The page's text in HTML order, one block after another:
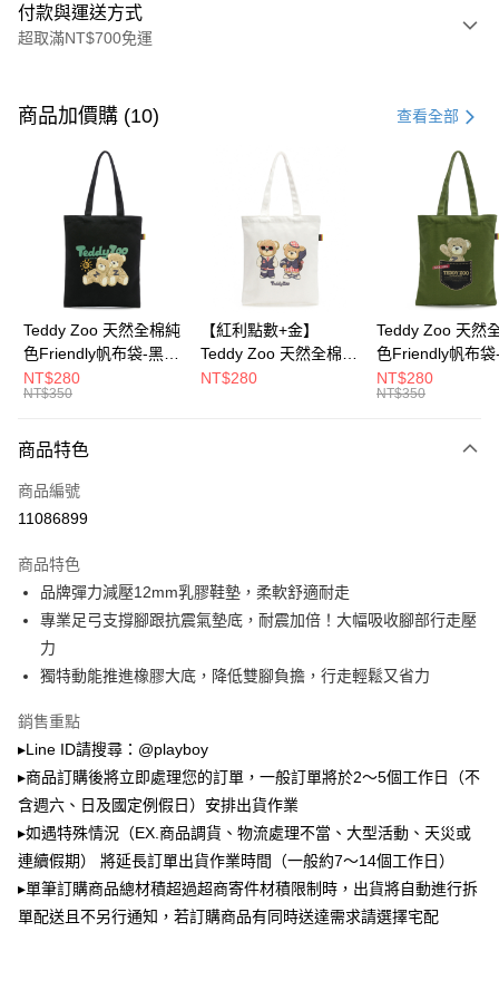
付款與運送方式
超取滿NT$700免運
信用卡一次付款
超商取貨付款
Apple Pay
街口支付
大哥付你分期
相關說明
2.付款方式選擇「大哥付你分期」，訂單成立後會自動跳轉到大哥付的交易
成交易。
3.實際核准額度、可分期數及費用金額請依後續交易確認頁面所載為準。
消。如遇「轉專審核」未通過狀況，表示未達大哥付你分期系統評分，恕無
法說明評估內容。
【繳款方式說明】
1.分期款項不併入電信帳單，「大哥付你分期」於每月結算日後寄送繳費提
2.透過簡訊連結打開帳單後，可選擇「超商條碼／台灣大直營門市／銀行轉
帳／街口支付／iPASS MONEY」等通路繳費。
【注意事項】
1.本服務係由「台灣大哥大股份有限公司」（以下簡稱本公司）所提供，讓
用戶於交易時，得透過本服務購買商品或服務，並由商店將買賣／分期付款
買賣價金債權讓與本公司後，依約使用本公司帳單繳交帳款。
2.基於同意付款使用「大哥付你分期」之契約關係目的，商店將以您的個人
資料（包含姓名、電話或地址）提供予台灣大哥大進項蒐集、處理及利用，
由本公司與您本人進行分期帳單所需資料之確認、核對及更正。
3.完整用戶服務條款，請詳閱以下連結：https://oppay.tw/userRule
運送方式
全家取貨付款
付款後全家取貨
每筆NT$100，滿NT$700(含以上)免運費
付款後萊爾富取貨
7-11取貨付款
每筆NT$100，滿NT$900(含以上)免運費
付款後7-11取貨
每筆NT$100，滿NT$700(含以上)免運費
商品加價購 (10) 查看全部
Teddy Zoo 天然全棉純
色Friendly帆布袋-黑色
(TZB107)
NT$280
NT$350
【紅利點數+金】
Teddy Zoo 天然全棉純
色Friendly帆布袋-白色
NT$280
Teddy Zoo 天然
色Friendly帆布袋
色(TZB107)
NT$280
NT$350
商品特色
商品編號
11086899
商品特色
品牌彈力減壓12mm乳膠鞋墊，柔軟舒適耐走
專業足弓支撐腳跟抗震氣墊底，耐震加倍！大幅吸收腳部行走壓
力
獨特動能推進橡膠大底，降低雙腳負擔，行走輕鬆又省力
銷售重點
▸Line ID請搜尋：@playboy
▸商品訂購後將立即處理您的訂單，一般訂單將於2～5個工作日（不
含週六、日及國定例假日）安排出貨作業
▸如遇特殊情況（EX.商品調貨、物流處理不當、大型活動、天災或
連續假期） 將延長訂單出貨作業時間（一般約7～14個工作日）
▸單筆訂購商品總材積超過超商寄件材積限制時，出貨將自動進行拆
單配送且不另行通知，若訂購商品有同時送達需求請選擇宅配